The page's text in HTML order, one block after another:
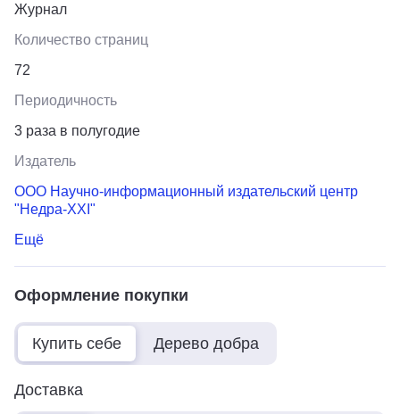
Журнал
Количество страниц
72
Периодичность
3 раза в полугодие
Издатель
ООО Научно-информационный издательский центр
"Недра-ХХI"
Ещё
Оформление покупки
Купить себе Дерево добра
Доставка